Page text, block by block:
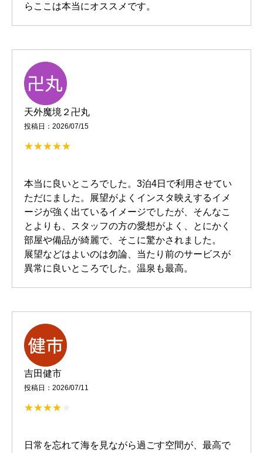
らここは本当にオススメです。
天外魔境２卍丸
投稿日：2026/07/15
本当に良いところでした。3泊4日で利用させてい
ただにました。展望がよくインスタ映えするイメ
ージが強く出ているイメージでしたが、そんなこ
とよりも、スタッフの方の愛想がよく、とにかく
部屋や備品が綺麗で、そこに驚かされました。
展望などはよいのは勿論、当たり前のサービスが
異常に良いところでした。温泉も最高。
吉田健市
投稿日：2026/07/11
日常を忘れて海を見ながら過ごす空間が、最高で